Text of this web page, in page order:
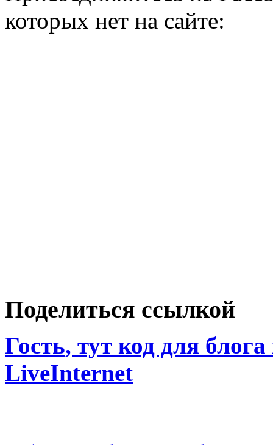
которых нет на сайте:
Поделиться ссылкой
Гость, тут код для
LiveInternet